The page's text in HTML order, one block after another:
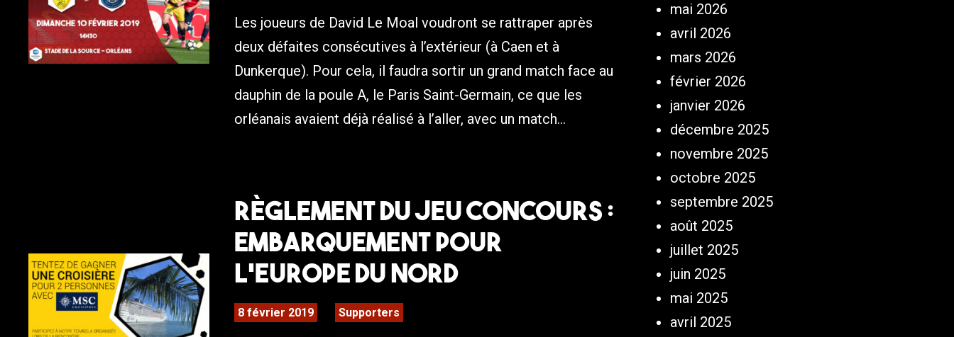
Les joueurs de David Le Moal voudront se rattraper après
deux défaites consécutives à l’extérieur (à Caen et à
Dunkerque). Pour cela, il faudra sortir un grand match face au
dauphin de la poule A, le Paris Saint-Germain, ce que les
orléanais avaient déjà réalisé à l’aller, avec un match...
Règlement du jeu concours :
Embarquement pour
l’Europe du Nord
8 février 2019 Supporters
mai 2026
avril 2026
mars 2026
février 2026
janvier 2026
décembre 2025
novembre 2025
octobre 2025
septembre 2025
août 2025
juillet 2025
juin 2025
mai 2025
avril 2025